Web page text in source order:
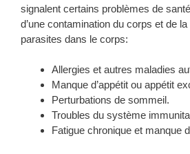
signalent certains problèmes de
d’une contamination du corps et de
parasites dans le corps:
Allergies et autres maladies
Manque d’appétit ou appétit
Perturbations de sommeil.
Troubles du système
Fatigue chronique et manque